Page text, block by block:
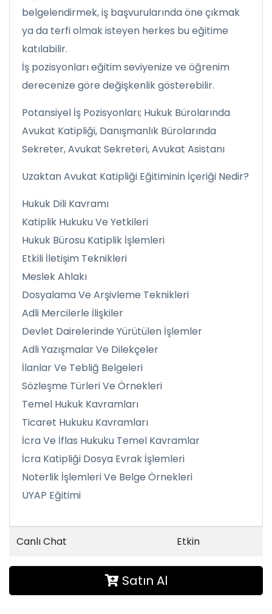
belgelendirmek, iş başvurularında öne çıkmak
ya da terfi olmak isteyen herkes bu eğitime
katılabilir.
İş pozisyonları eğitim seviyenize ve öğrenim
derecenize göre değişkenlik gösterebilir.
Potansiyel İş Pozisyonları; Hukuk Bürolarında
Avukat Katipliği, Danışmanlık Bürolarında
Sekreter, Avukat Sekreteri, Avukat Asistanı
Uzaktan Avukat Katipliği Eğitiminin İçeriği Nedir?
Hukuk Dili Kavramı
Katiplik Hukuku Ve Yetkileri
Hukuk Bürosu Katiplik İşlemleri
Etkili İletişim Teknikleri
Meslek Ahlakı
Dosyalama Ve Arşivleme Teknikleri
Adli Mercilerle İlişkiler
Devlet Dairelerinde Yürütülen İşlemler
Adli Yazışmalar Ve Dilekçeler
İlanlar Ve Tebliğ Belgeleri
Sözleşme Türleri Ve Örnekleri
Temel Hukuk Kavramları
Ticaret Hukuku Kavramları
İcra Ve İflas Hukuku Temel Kavramlar
İcra Katipliği Dosya Evrak İşlemleri
Noterlik İşlemleri Ve Belge Örnekleri
UYAP Eğitimi
Canlı Chat Etkin
Satın Al